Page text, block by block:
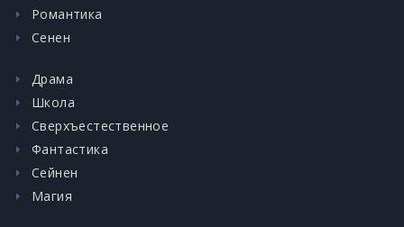
Романтика
Сенен
Драма
Школа
Сверхъестественное
Фантастика
Сейнен
Магия